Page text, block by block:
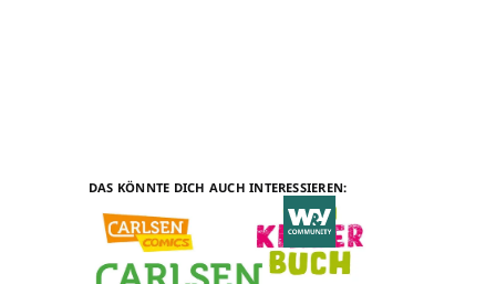
DAS KÖNNTE DICH AUCH INTERESSIEREN: